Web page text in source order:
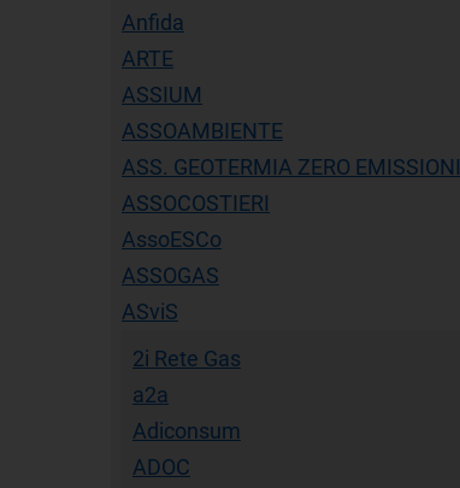
Anfida
ARTE
ASSIUM
ASSOAMBIENTE
ASS. GEOTERMIA ZERO EMISSIONI
ASSOCOSTIERI
AssoESCo
ASSOGAS
ASviS
2i Rete Gas
a2a
Adiconsum
ADOC